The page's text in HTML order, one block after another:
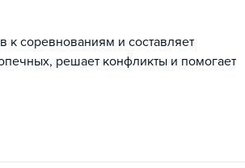
к соревнованиям и составляет
решает конфликты и помогает